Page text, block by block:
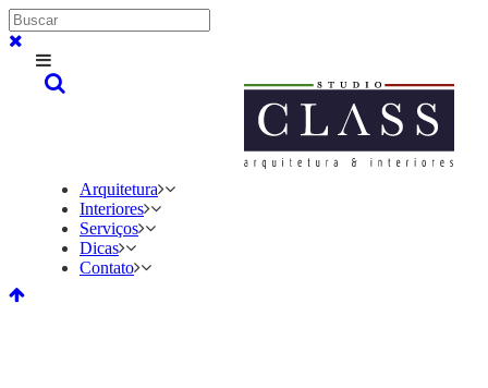
Arquitetura
Interiores
Serviços
Dicas
Contato